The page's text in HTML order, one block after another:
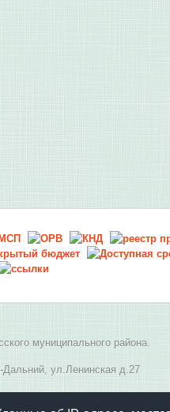
муниципального района.
Дальний, ул.Ленинская д.27